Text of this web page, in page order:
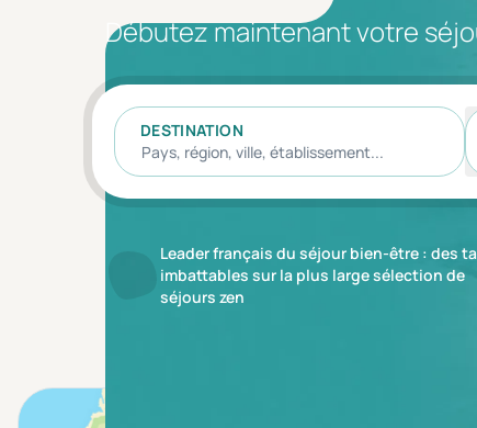
Débutez maintenant votre
DESTINATION
Leader français du séjour bien-être : des
imbattables sur la plus large sélection de
séjours zen